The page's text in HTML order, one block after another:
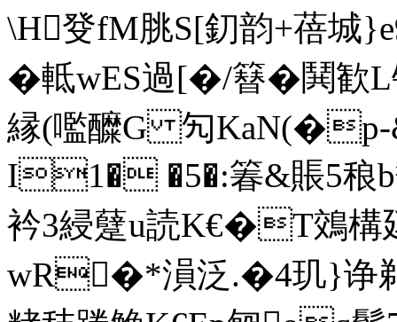
\H癹fM脁S[釖韵+蓓城
�軧wES過[�/簮�鬨歓
縁(嚂醾G 勼
I1� �5�:箺&賬5稂b
衿3綅躠u読K€�T鵁
wR�*溳泛.�4玑}诤